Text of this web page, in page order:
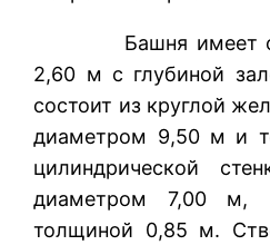
Башня имеет
2,60 м с глубиной
состоит из круглой
диаметром 9,50 м и
цилиндрической
диаметром 7,00
толщиной 0,85 м.